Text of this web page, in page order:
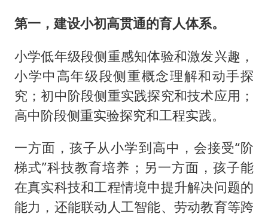
第一，建设小初高贯通的育人体系。
小学低年级段侧重感知体验和激发兴趣，
小学中高年级段侧重概念理解和动手探
究；初中阶段侧重实践探究和技术应用；
高中阶段侧重实验探究和工程实践。
一方面，孩子从小学到高中，会接受“阶
梯式”科技教育培养；另一方面，孩子能
在真实科技和工程情境中提升解决问题的
能力，还能联动人工智能、劳动教育等跨